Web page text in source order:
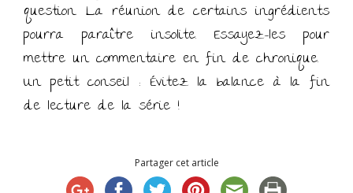
question. La réunion de certains ingrédients
pourra paraître insolite. Essayez-les pour
mettre un commentaire en fin de chronique.
Un petit conseil : Évitez la balance à la fin
de lecture de la série !
Partager cet article